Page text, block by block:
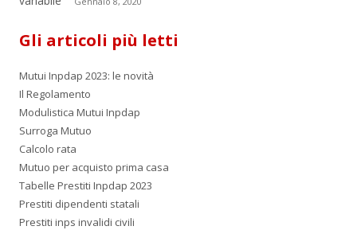
Gli articoli più letti
Mutui Inpdap 2023: le novità
Il Regolamento
Modulistica Mutui Inpdap
Surroga Mutuo
Calcolo rata
Mutuo per acquisto prima casa
Tabelle Prestiti Inpdap 2023
Prestiti dipendenti statali
Prestiti inps invalidi civili